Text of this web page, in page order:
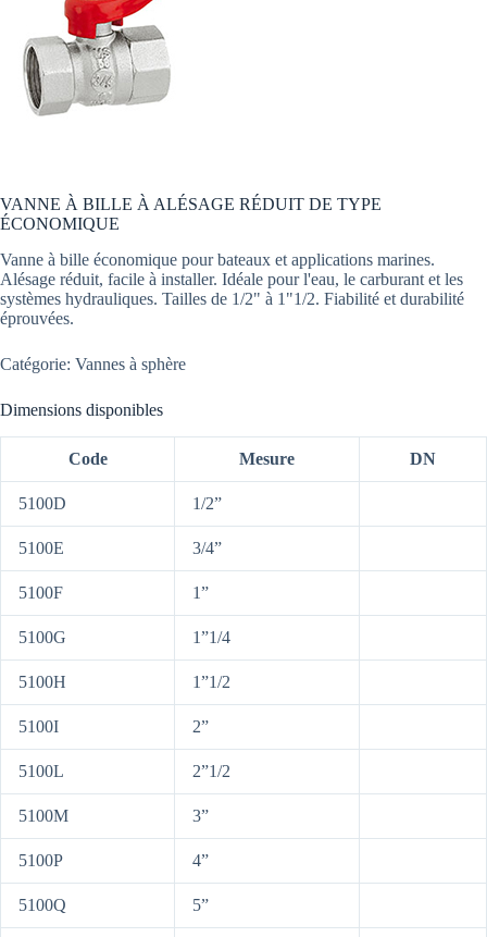
VANNE À BILLE À ALÉSAGE RÉDUIT DE TYPE
ÉCONOMIQUE
Vanne à bille économique pour bateaux et applications marines.
Alésage réduit, facile à installer. Idéale pour l'eau, le carburant et les
systèmes hydrauliques. Tailles de 1/2" à 1"1/2. Fiabilité et durabilité
éprouvées.
Catégorie: Vannes à sphère
Dimensions disponibles
Code Mesure DN
5100D 1/2”
5100E 3/4”
5100F 1”
5100G 1”1/4
5100H 1”1/2
5100I 2”
5100L 2”1/2
5100M 3”
5100P 4”
5100Q 5”